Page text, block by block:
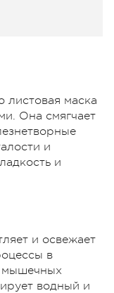
листовая маска
Она смягчает
и
и
и освежает
в
мышечных
водный и